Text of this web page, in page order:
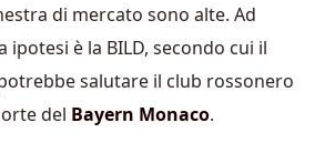
di mercato sono alte. Ad
ipotesi è la BILD, secondo cui il
salutare il club rossonero
del Bayern Monaco.